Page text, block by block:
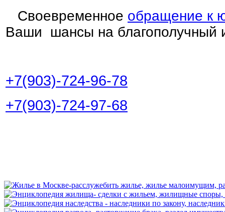
Своевременное обращение к
Ваши шансы на благополучный
+7(903)-724-96-78
+7(903)-724-97-68